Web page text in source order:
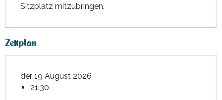
Sitzplatz mitzubringen.
Zeitplan
der 19 August 2026
21:30